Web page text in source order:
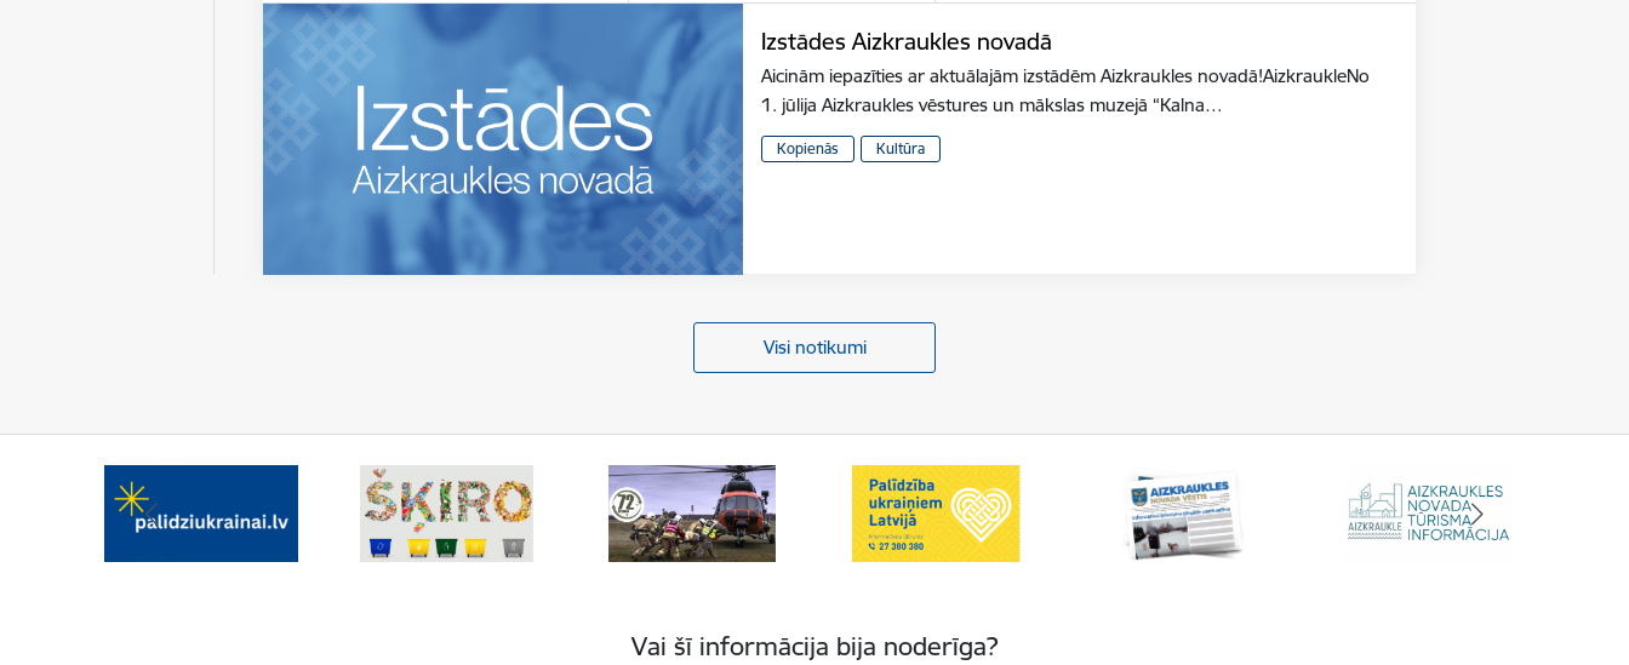
Izstādes Aizkraukles novadā
Aicinām iepazīties ar aktuālajām izstādēm Aizkraukles novadā!AizkraukleNo
1. jūlija Aizkraukles vēstures un mākslas muzejā “Kalna…
Kopienās Kultūra
Visi notikumi
Vai šī informācija bija noderīga?